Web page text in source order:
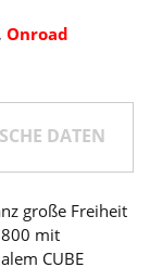
, Onroad
DATEN
große Freiheit
mit
CUBE